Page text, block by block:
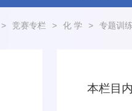
> 竞赛专栏 > 化 学 > 专题训
本栏目